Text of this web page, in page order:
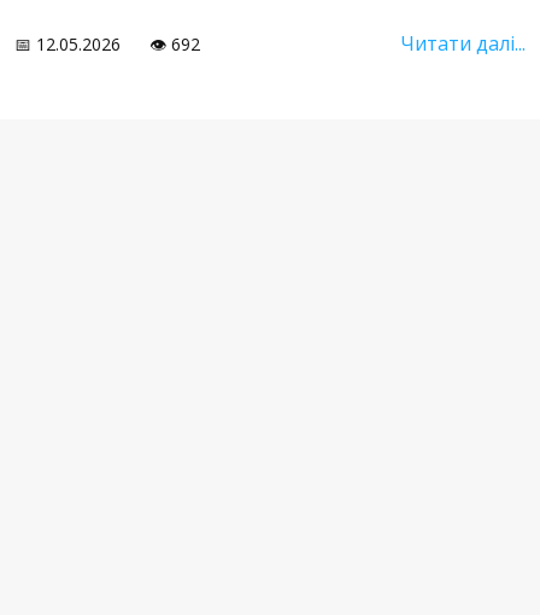
📅 12.05.2026 👁️ 692 Читати далі...